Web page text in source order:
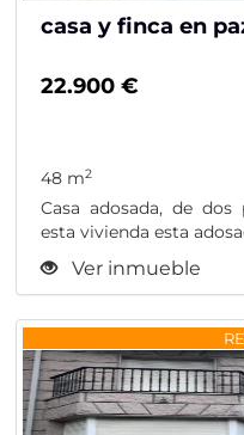
casa y finca en
22.900 €
48 m2
Casa adosada, de
esta vivienda esta
Ver inmueble
Previous